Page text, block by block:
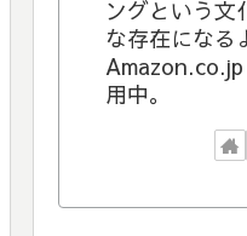
ングという文
な存在になる
用中。